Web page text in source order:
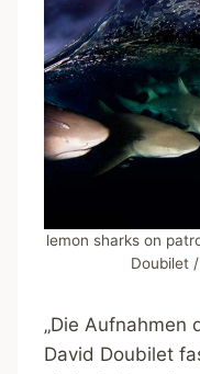
lemon sharks on
Doubilet
„Die Aufnahmen
David Doubilet